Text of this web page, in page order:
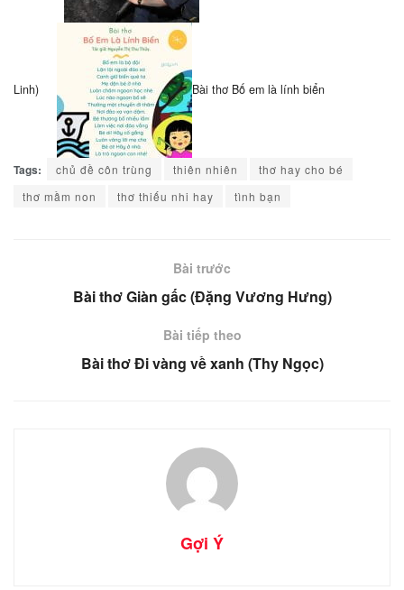
Linh) Bài thơ Bố em là lính biển
Tags: chủ đề côn trùng thiên nhiên
thơ hay cho bé
thơ mầm non
thơ thiếu nhi hay tình bạn
Bài trước
Bài thơ Giàn gấc (Đặng Vương Hưng)
Bài tiếp theo
Bài thơ Đi vàng về xanh (Thy Ngọc)
Gợi Ý